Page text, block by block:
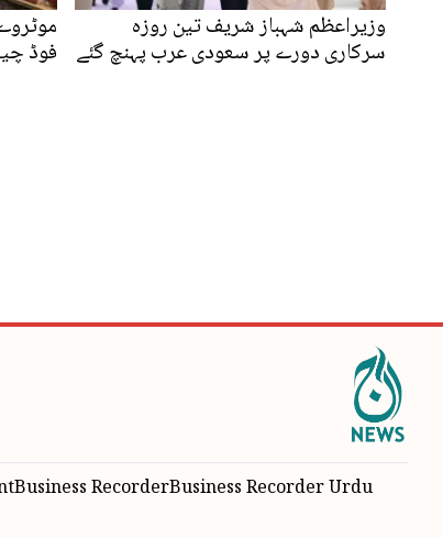
وزیراعظم شہباز شریف تین روزہ
سرکاری دورے پر سعودی عرب پہنچ گئے فوڈ
Business RecorderBusiness Recorder Urdu